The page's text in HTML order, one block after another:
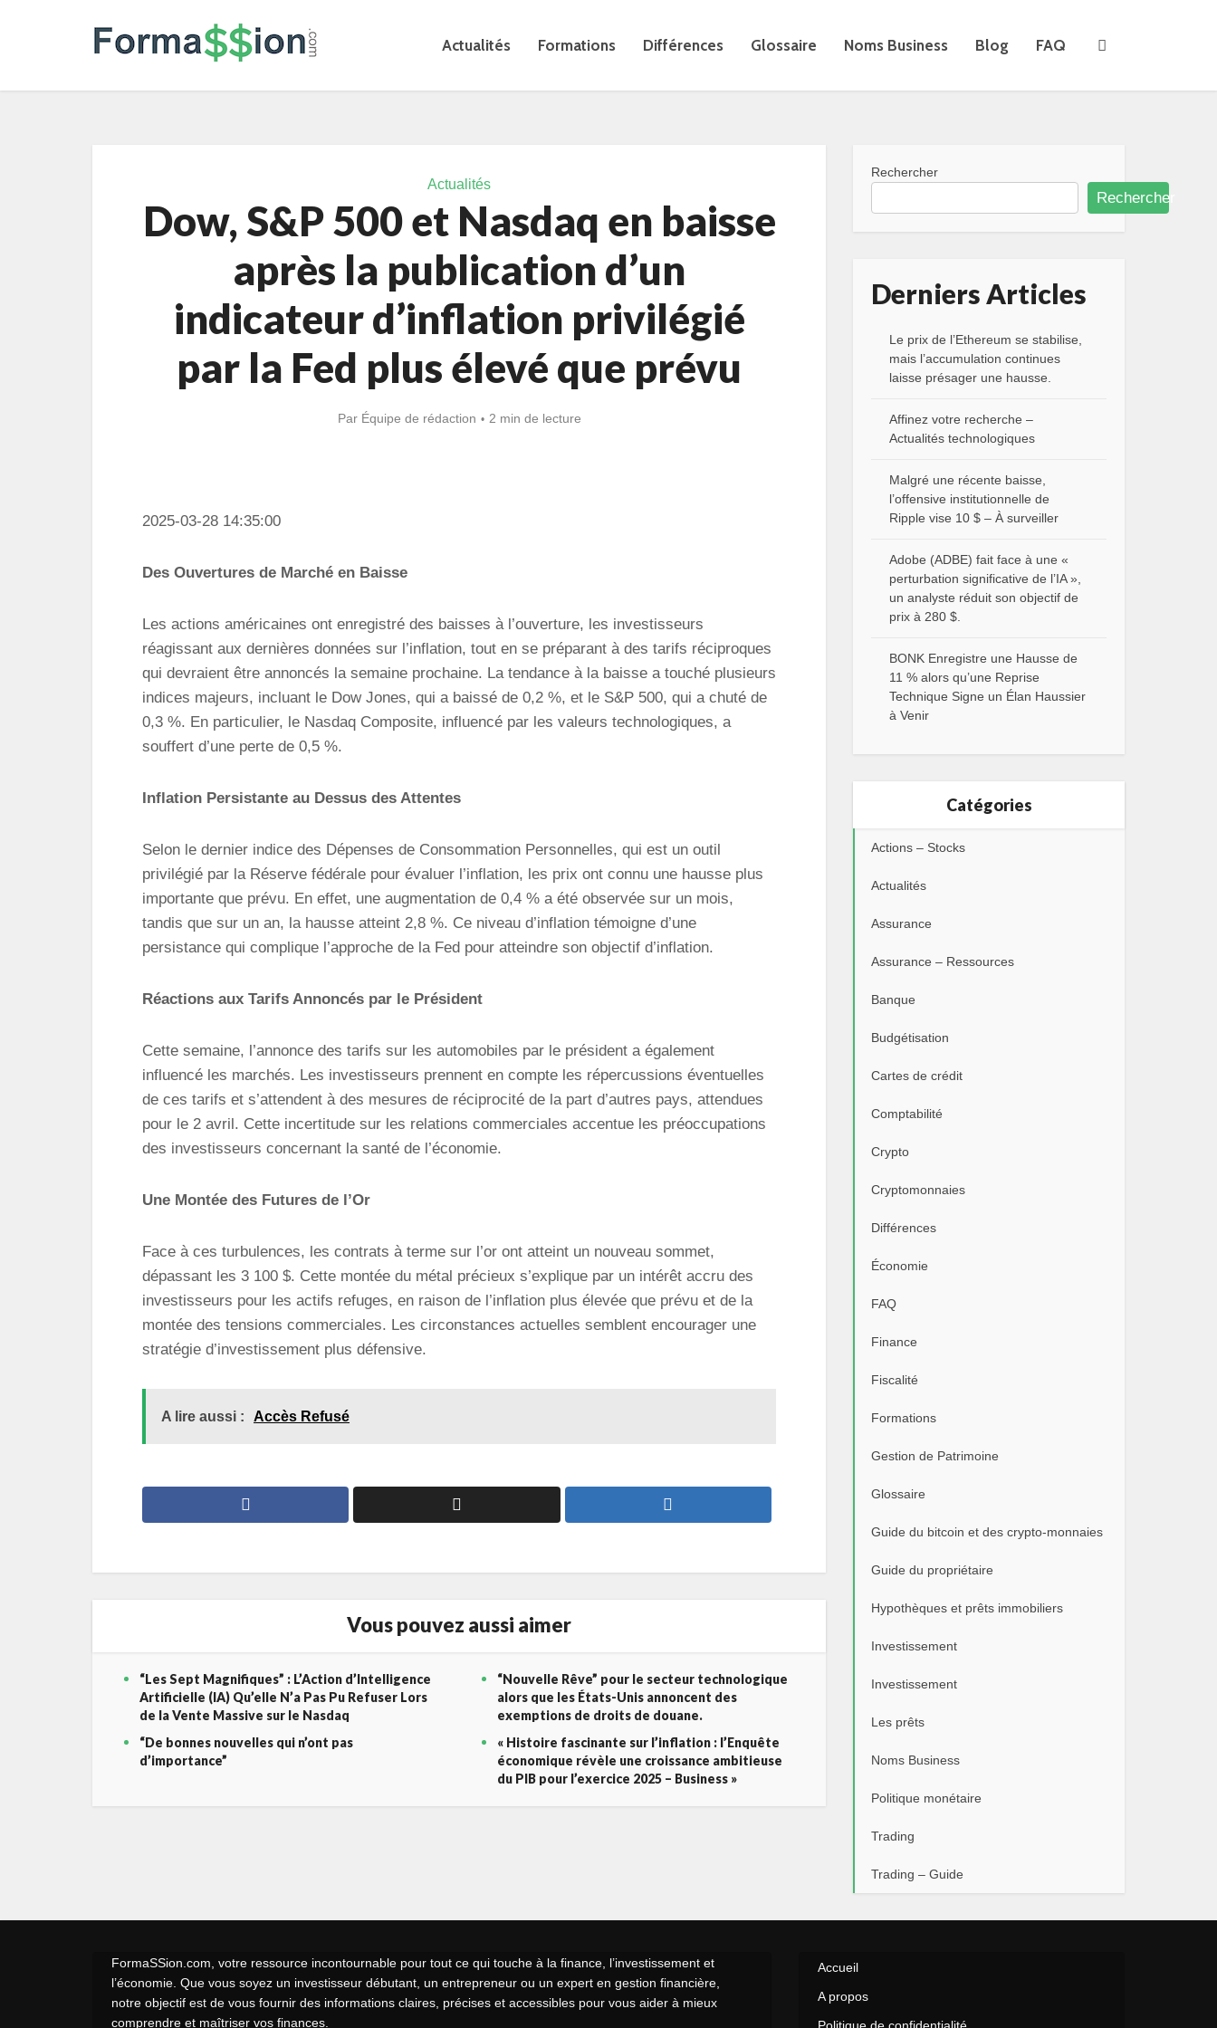
Actualités Formations Différences Glossaire Noms Business Blog FAQ
Actualités
Dow, S&P 500 et Nasdaq en baisse
après la publication d’un
indicateur d’inflation privilégié
par la Fed plus élevé que prévu
Par Équipe de rédaction 2 min de lecture
2025-03-28 14:35:00
Des Ouvertures de Marché en Baisse
Les actions américaines ont enregistré des baisses à l’ouverture, les investisseurs
réagissant aux dernières données sur l’inflation, tout en se préparant à des tarifs réciproques
qui devraient être annoncés la semaine prochaine. La tendance à la baisse a touché plusieurs
indices majeurs, incluant le Dow Jones, qui a baissé de 0,2 %, et le S&P 500, qui a chuté de
0,3 %. En particulier, le Nasdaq Composite, influencé par les valeurs technologiques, a
souffert d’une perte de 0,5 %.
Inflation Persistante au Dessus des Attentes
Selon le dernier indice des Dépenses de Consommation Personnelles, qui est un outil
privilégié par la Réserve fédérale pour évaluer l’inflation, les prix ont connu une hausse plus
importante que prévu. En effet, une augmentation de 0,4 % a été observée sur un mois,
tandis que sur un an, la hausse atteint 2,8 %. Ce niveau d’inflation témoigne d’une
persistance qui complique l’approche de la Fed pour atteindre son objectif d’inflation.
Réactions aux Tarifs Annoncés par le Président
Cette semaine, l’annonce des tarifs sur les automobiles par le président a également
influencé les marchés. Les investisseurs prennent en compte les répercussions éventuelles
de ces tarifs et s’attendent à des mesures de réciprocité de la part d’autres pays, attendues
pour le 2 avril. Cette incertitude sur les relations commerciales accentue les préoccupations
des investisseurs concernant la santé de l’économie.
Une Montée des Futures de l’Or
Face à ces turbulences, les contrats à terme sur l’or ont atteint un nouveau sommet,
dépassant les 3 100 $. Cette montée du métal précieux s’explique par un intérêt accru des
investisseurs pour les actifs refuges, en raison de l’inflation plus élevée que prévu et de la
montée des tensions commerciales. Les circonstances actuelles semblent encourager une
stratégie d’investissement plus défensive.
A lire aussi : Accès Refusé
Vous pouvez aussi aimer
“Les Sept Magnifiques” : L’Action d’Intelligence
Artificielle (IA) Qu’elle N’a Pas Pu Refuser Lors
de la Vente Massive sur le Nasdaq
“Nouvelle Rêve” pour le secteur technologique
alors que les États-Unis annoncent des
exemptions de droits de douane.
“De bonnes nouvelles qui n’ont pas
d’importance”
« Histoire fascinante sur l’inflation : l’Enquête
économique révèle une croissance ambitieuse
du PIB pour l’exercice 2025 – Business »
Rechercher
Rechercher
Derniers Articles
Le prix de l’Ethereum se stabilise,
mais l’accumulation continues
laisse présager une hausse.
Affinez votre recherche –
Actualités technologiques
Malgré une récente baisse,
l’offensive institutionnelle de
Ripple vise 10 $ – À surveiller
Adobe (ADBE) fait face à une «
perturbation significative de l’IA »,
un analyste réduit son objectif de
prix à 280 $.
BONK Enregistre une Hausse de
11 % alors qu’une Reprise
Technique Signe un Élan Haussier
à Venir
Catégories
Actions – Stocks
Actualités
Assurance
Assurance – Ressources
Banque
Budgétisation
Cartes de crédit
Comptabilité
Crypto
Cryptomonnaies
Différences
Économie
FAQ
Finance
Fiscalité
Formations
Gestion de Patrimoine
Glossaire
Guide du bitcoin et des crypto-monnaies
Guide du propriétaire
Hypothèques et prêts immobiliers
Investissement
Investissement
Les prêts
Noms Business
Politique monétaire
Trading
Trading – Guide
FormaSSion.com, votre ressource incontournable pour tout ce qui touche à la finance, l’investissement et
l’économie. Que vous soyez un investisseur débutant, un entrepreneur ou un expert en gestion financière,
notre objectif est de vous fournir des informations claires, précises et accessibles pour vous aider à mieux
comprendre et maîtriser vos finances.
Accueil
A propos